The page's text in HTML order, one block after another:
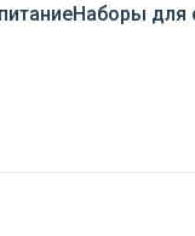
Наборы для